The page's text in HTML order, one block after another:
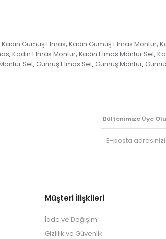
Kadın Gümüş Elmas, Kadın Gümüş Elmas Montür,
, Kadın Elmas Montür, Kadın Elmas Montür Set,
Set, Gümüş Elmas Set, Gümüş Montür,
Bültenimize Üye
Müşteri İlişkileri
İade ve Değişim
Gizlilik ve Güvenlik